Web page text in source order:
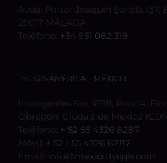
Avda. Pintor Joaquín Sorolla 137,
29017 MÁLAGA
Teléfono: +34 951 082 319
TYC GIS AMÉRICA – MÉXICO
Insurgentes Sur 1898, Piso 14,
Obregón, Ciudad de México
Teléfono: + 52 55 4326 8287
Móvil: + 52 1 55 4326 8287
Email: info@mexico.tycgis.com